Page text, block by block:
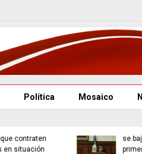
Política Mosaico
se bajan el sueldo en
primer gesto hacia el